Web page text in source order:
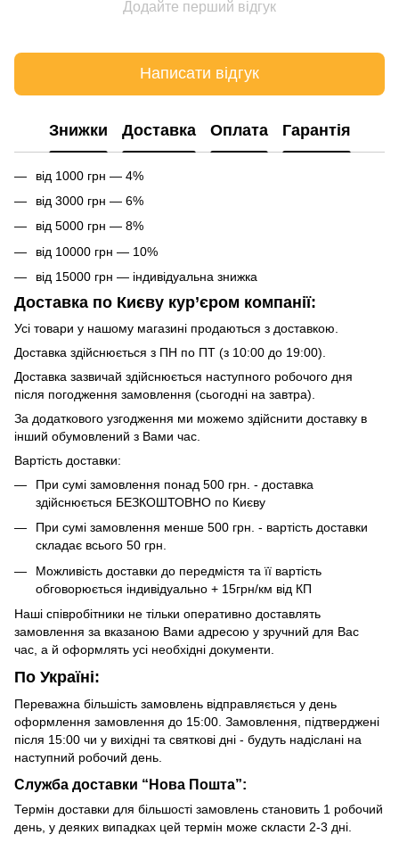
Додайте перший відгук
Написати відгук
Знижки Доставка Оплата Гарантія
від 1000 грн — 4%
від 3000 грн — 6%
від 5000 грн — 8%
від 10000 грн — 10%
від 15000 грн — індивідуальна знижка
Доставка по Києву кур’єром компанії:
Усі товари у нашому магазині продаються з доставкою.
Доставка здійснюється з ПН по ПТ (з 10:00 до 19:00).
Доставка зазвичай здійснюється наступного робочого дня
після погодження замовлення (сьогодні на завтра).
За додаткового узгодження ми можемо здійснити доставку в
інший обумовлений з Вами час.
Вартість доставки:
При сумі замовлення понад 500 грн. - доставка
здійснюється БЕЗКОШТОВНО по Києву
При сумі замовлення менше 500 грн. - вартість доставки
складає всього 50 грн.
Можливість доставки до передмістя та її вартість
обговорюється індивідуально + 15грн/км від КП
Наші співробітники не тільки оперативно доставлять
замовлення за вказаною Вами адресою у зручний для Вас
час, а й оформлять усі необхідні документи.
По Україні:
Переважна більшість замовлень відправляється у день
оформлення замовлення до 15:00. Замовлення, підтверджені
після 15:00 чи у вихідні та святкові дні - будуть надіслані на
наступний робочий день.
Служба доставки “Нова Пошта”:
Термін доставки для більшості замовлень становить 1 робочий
день, у деяких випадках цей термін може скласти 2-3 дні.